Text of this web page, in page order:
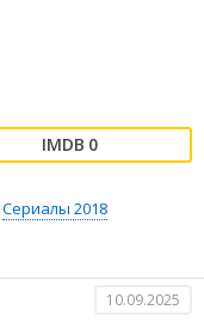
0
Сериалы 2018
10.09.2025